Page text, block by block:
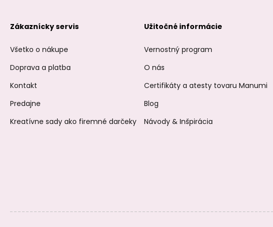
Zákaznícky servis
Všetko o nákupe
Doprava a platba
Kontakt
Predajne
Kreatívne sady ako firemné darčeky
Užitočné informácie
Vernostný program
O nás
Certifikáty a atesty tovaru Manumi
Blog
Návody & Inšpirácia